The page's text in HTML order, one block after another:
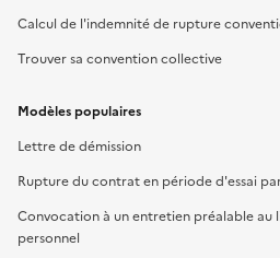
Calcul de l'indemnité de rupture
Trouver sa convention collective
Modèles populaires
Lettre de démission
Rupture du contrat en période d'essai
Convocation à un entretien préalable
personnel